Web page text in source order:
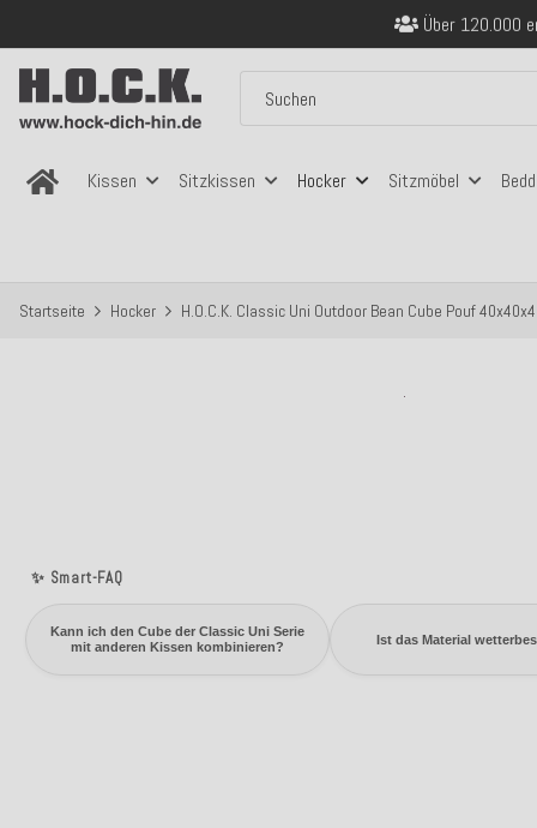
Über 120.000
Sicher
Kissen Sitzkissen Hocker Sitzmöbel
Startseite Hocker H.O.C.K. Classic Uni Outdoor Bean Cube Pouf
✨ Smart-FAQ
Kann ich den Cube der Classic Uni Serie
mit anderen Kissen kombinieren?
Ist das Material